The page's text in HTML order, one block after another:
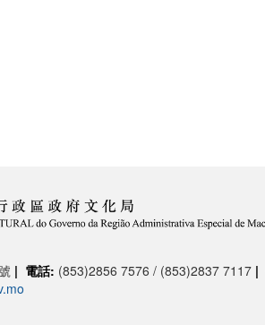
| 電話: (853)2856 7576 / (853)2837 7117 |